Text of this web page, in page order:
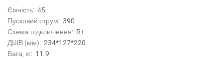
Ємність: 45
Пусковий струм: 390
Схема підключення: R+
ДШВ (мм): 234*127*220
Вага, кг: 11.9